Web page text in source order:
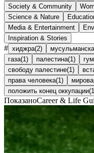
Society & Community
Science & Nature
Media & Entertainment
Inspiration & Stories
# хиджра(2)
газа(1 ) палестина(1 )
свободу палестине(1 )
права человека(1 )
положить конец оккупации(1
ПоказаноCareer & Life